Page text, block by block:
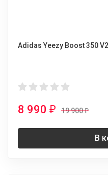
Adidas Yeezy Boost 350
8 990 ₽ 19 900₽
В